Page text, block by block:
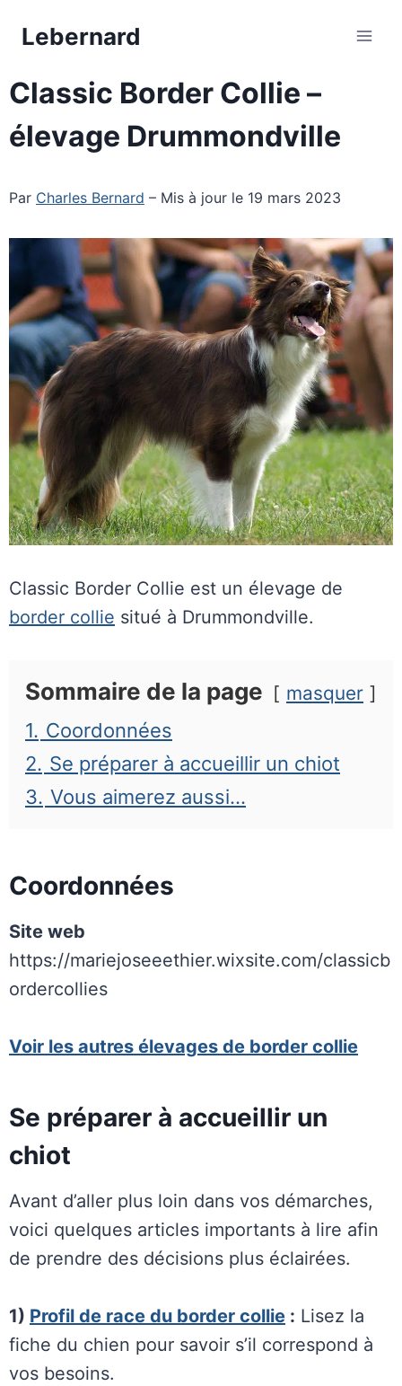
Lebernard
Classic Border Collie –
élevage Drummondville
Par Charles Bernard – Mis à jour le 19 mars 2023
Classic Border Collie est un élevage de
border collie situé à Drummondville.
Sommaire de la page masquer
1. Coordonnées
2. Se préparer à accueillir un chiot
3. Vous aimerez aussi…
Coordonnées
Site web
https://mariejoseeethier.wixsite.com/classicb
ordercollies
Voir les autres élevages de border collie
Se préparer à accueillir un
chiot
Avant d’aller plus loin dans vos démarches,
voici quelques articles importants à lire afin
de prendre des décisions plus éclairées.
1) Profil de race du border collie : Lisez la
fiche du chien pour savoir s’il correspond à
vos besoins.